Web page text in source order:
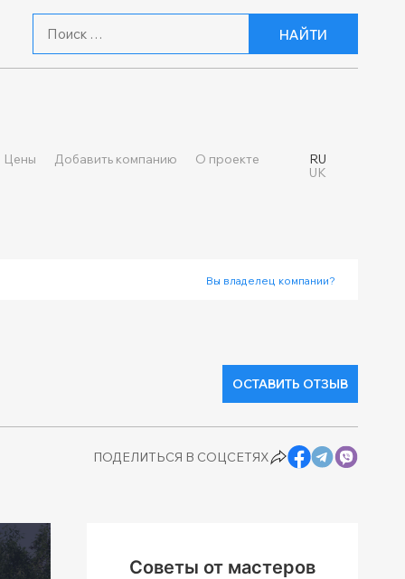
НАЙТИ
Цены Добавить компанию О проекте
RU
UK
Вы владелец компании?
ОСТАВИТЬ ОТЗЫВ
ПОДЕЛИТЬСЯ В СОЦСЕТЯХ
Советы от мастеров